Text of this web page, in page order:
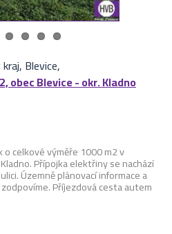
Blevice,
obec Blevice - okr. Kladno
celkové výměře 1000 m2 v
Přípojka elektřiny se nachází
Územně plánovací informace a
Příjezdová cesta autem